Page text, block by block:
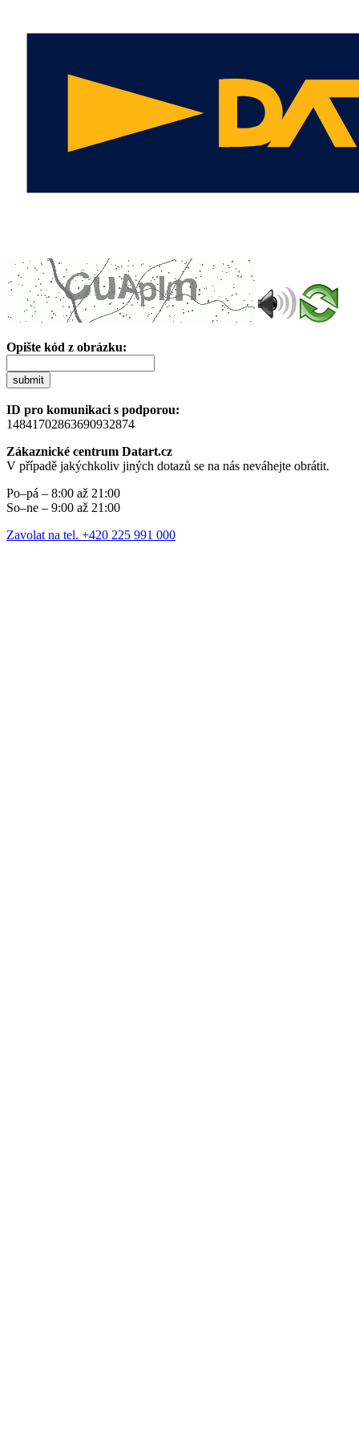
Opište kód z obrázku:
submit
ID pro komunikaci s podporou:
14841702863690932874
Zákaznické centrum Datart.cz
V případě jakýchkoliv jiných dotazů se na nás neváhejte obrátit.
Po–pá – 8:00 až 21:00
So–ne – 9:00 až 21:00
Zavolat na tel. +420 225 991 000